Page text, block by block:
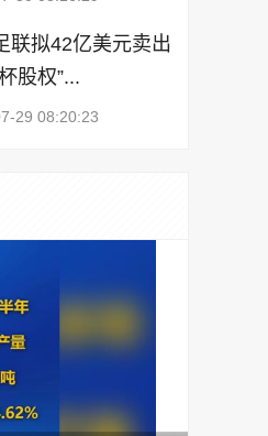
联拟42亿美元卖出
股权”...
29 08:20:23